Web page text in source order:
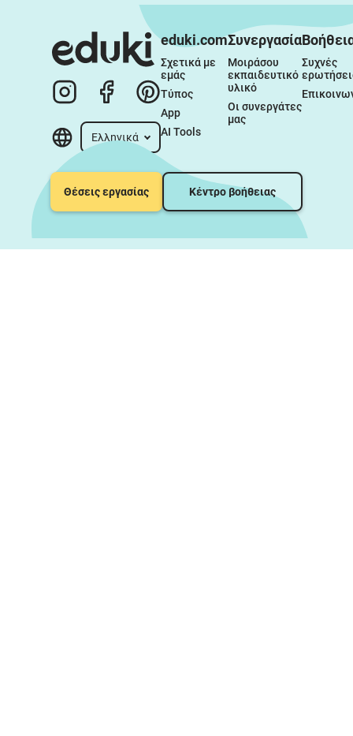
Ελληνικά
eduki.com
Σχετικά με
εμάς
Τύπος
App
AI Tools
Συνεργασία
Μοιράσου
εκπαιδευτικό
υλικό
Οι συνεργάτες
μας
Συχνές
Θέσεις εργασίας Κέντρο βοήθειας